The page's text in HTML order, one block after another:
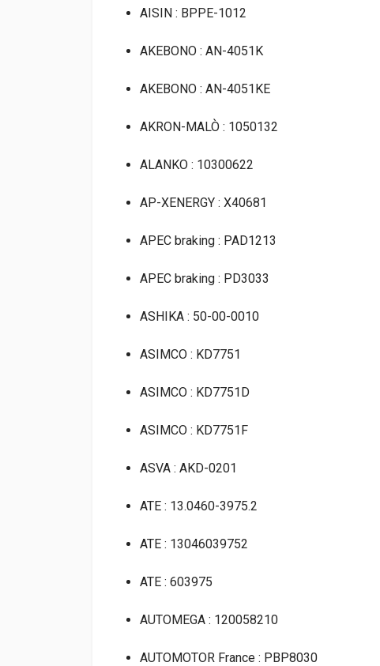
AISIN : BPPE-1012
AKEBONO : AN-4051K
AKEBONO : AN-4051KE
AKRON-MALÒ : 1050132
ALANKO : 10300622
AP-XENERGY : X40681
APEC braking : PAD1213
APEC braking : PD3033
ASHIKA : 50-00-0010
ASIMCO : KD7751
ASIMCO : KD7751D
ASIMCO : KD7751F
ASVA : AKD-0201
ATE : 13.0460-3975.2
ATE : 13046039752
ATE : 603975
AUTOMEGA : 120058210
AUTOMOTOR France : PBP8030